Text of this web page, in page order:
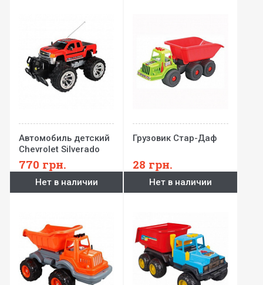
Автомобиль детский
Chevrolet Silverado
2500HD на
радиоуправлении
(1:18)
770 грн.
Нет в наличии
Грузовик Стар-Даф
28 грн.
Нет в наличии